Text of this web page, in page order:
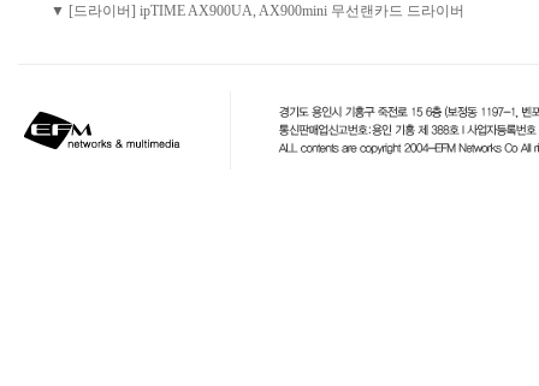
▼ [드라이버] ipTIME AX900UA, AX900mini 무선랜카드 드라이버